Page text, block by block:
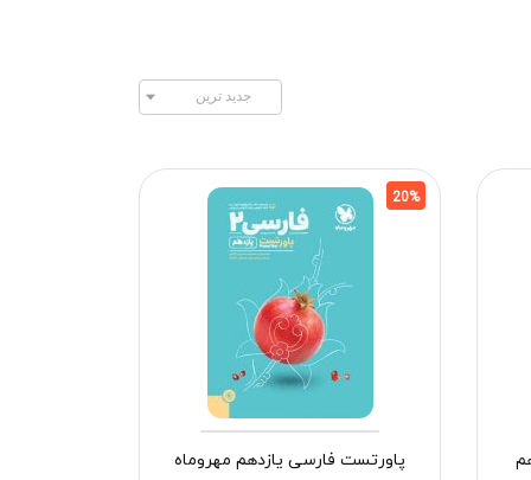
20%
پاورتست فارسی یازدهم مهروماه